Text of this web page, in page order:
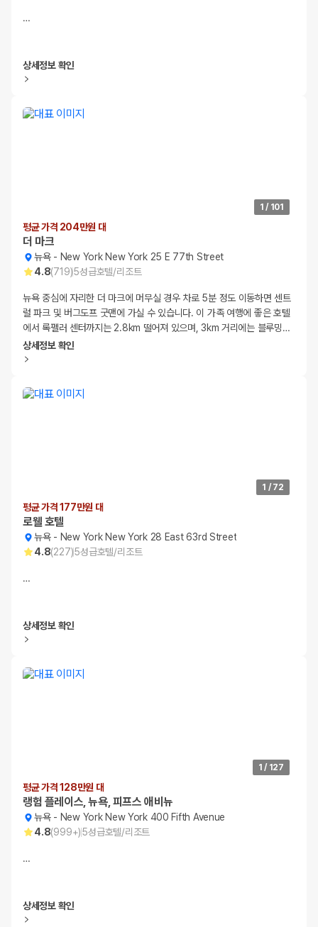
…
상세정보 확인
1 / 101
평균 가격 204만원 대
더 마크
뉴욕- New York New York 25 E 77th Street
4.8(719)5성급호텔/리조트
뉴욕 중심에 자리한 더 마크에 머무실 경우 차로 5분 정도 이동하면 센트
럴 파크 및 버그도프 굿맨에 가실 수 있습니다. 이 가족 여행에 좋은 호텔
에서 록펠러 센터까지는 2.8km 떨어져 있으며, 3km 거리에는 블루밍…
상세정보 확인
1 / 72
평균 가격 177만원 대
로웰 호텔
뉴욕- New York New York 28 East 63rd Street
4.8(227)5성급호텔/리조트
…
상세정보 확인
1 / 127
평균 가격 128만원 대
랭험 플레이스, 뉴욕, 피프스 애비뉴
뉴욕- New York New York 400 Fifth Avenue
4.8(999+)5성급호텔/리조트
…
상세정보 확인